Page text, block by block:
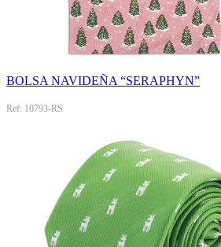
BOLSA NAVIDEÑA “SERAPHYN”
Ref: 10793-RS